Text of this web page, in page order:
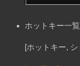
ホットキー一覧
[ホットキー,